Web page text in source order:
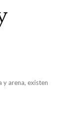
y arena, existen